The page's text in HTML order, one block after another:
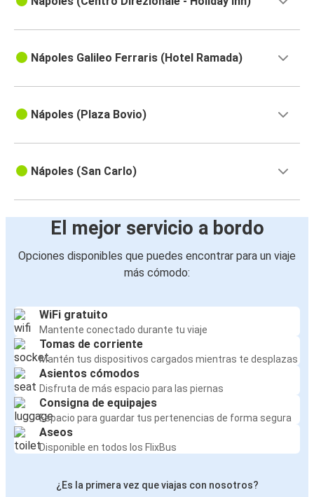
Nápoles Galileo Ferraris (Hotel Ramada)
Nápoles (Plaza Bovio)
Nápoles (San Carlo)
El mejor servicio a bordo
Opciones disponibles que puedes encontrar para un viaje
más cómodo:
WiFi gratuito
Mantente conectado durante tu viaje
Tomas de corriente
Mantén tus dispositivos cargados mientras te desplazas
Asientos cómodos
Disfruta de más espacio para las piernas
Consigna de equipajes
Espacio para guardar tus pertenencias de forma segura
Aseos
Disponible en todos los FlixBus
¿Es la primera vez que viajas con nosotros?